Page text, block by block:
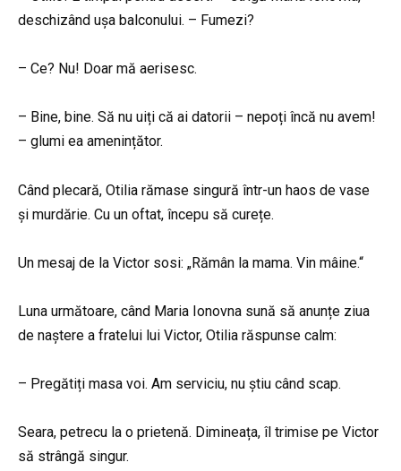
deschizând ușa balconului. – Fumezi?
– Ce? Nu! Doar mă aerisesc.
– Bine, bine. Să nu uiți că ai datorii – nepoți încă nu avem!
– glumi ea amenințător.
Când plecară, Otilia rămase singură într-un haos de vase
și murdărie. Cu un oftat, începu să curețe.
Un mesaj de la Victor sosi: „Rămân la mama. Vin mâine.“
Luna următoare, când Maria Ionovna sună să anunțe ziua
de naștere a fratelui lui Victor, Otilia răspunse calm:
– Pregătiți masa voi. Am serviciu, nu știu când scap.
Seara, petrecu la o prietenă. Dimineața, îl trimise pe Victor
să strângă singur.